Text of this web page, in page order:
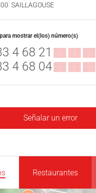
SAILLAGOUSE
mostrar el(los) número(s)
4 68 21 ▒▒ ▒▒ ▒▒
4 68 04▒▒ ▒▒ ▒▒
Señalar un error
Restaurantes